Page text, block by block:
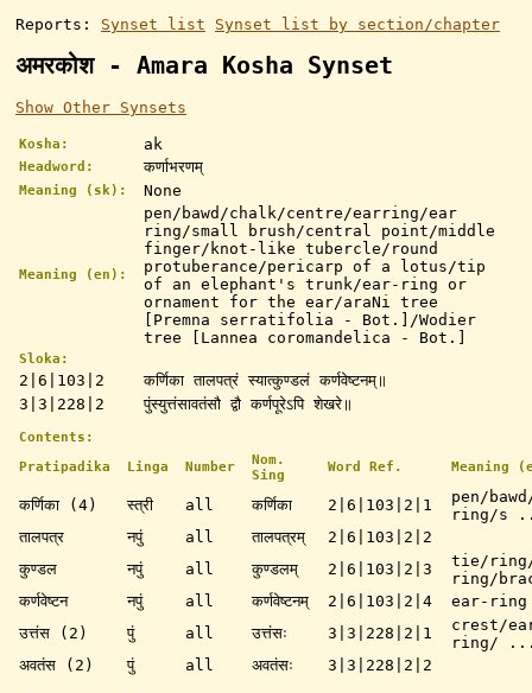
Reports: Synset list Synset list by section/chapter
अमरकोश - Amara Kosha Synset
Show Other Synsets
Kosha: ak
Headword: कर्णाभरणम्
Meaning (sk): None
Meaning (en):
pen/bawd/chalk/centre/earring/ear
ring/small brush/central point/middle
finger/knot-like tubercle/round
protuberance/pericarp of a lotus/tip
of an elephant's trunk/ear-ring or
ornament for the ear/araNi tree
[Premna serratifolia - Bot.]/Wodier
tree [Lannea coromandelica - Bot.]
Sloka:
2|6|103|2
कर्णिका तालपत्रं स्यात्कुण्डलं कर्णवेष्टनम्॥
3|3|228|2
पुंस्युत्तंसावतंसौ द्वौ कर्णपूरेऽपि शेखरे॥
Contents:
Pratipadika
Linga Number
Nom.
Sing
Word Ref. Meaning
कर्णिका (4) स्त्री all कर्णिका 2|6|103|2|1
pen/
ring/s
तालपत्र
नपुं all तालपत्रम्
2|6|103|2|2
कुण्डल
नपुं all कुण्डलम् 2|6|103|2|3
tie/
ring/
कर्णवेष्टन
नपुं all कर्णवेष्टनम् 2|6|103|2|4
ear-ring
उत्तंस (2)
पुं all उत्तंसः 3|3|228|2|1
crest/
ring/
अवतंस (2)
पुं all अवतंसः 3|3|228|2|2